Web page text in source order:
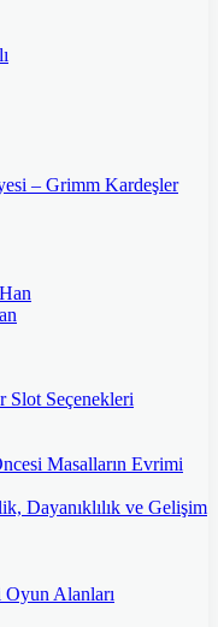
– Grimm Kardeşler
Slot Seçenekleri
Masalların Evrimi
Dayanıklılık ve Gelişim
Alanları